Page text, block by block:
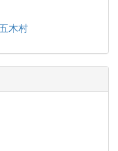
木村